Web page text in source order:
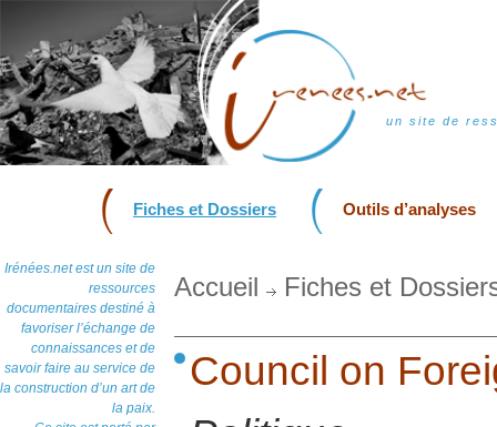
un site de
Fiches et Dossiers Outils d’analyses
Irénées.net est un site de
ressources
documentaires destiné à
favoriser l’échange de
connaissances et de
savoir faire au service de
la construction d’un art de
la paix.
Accueil Fiches et
Council on